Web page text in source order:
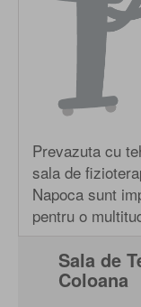
Prevazuta cu
sala de
Napoca sunt
pentru o
Sala de
Coloana